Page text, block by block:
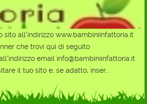
sito all'indirizzo www.bambiniinfattoria.it
che trovi qui di seguito
email info@bambiniinfattoria.it
il tuo sito e, se adatto, inser...